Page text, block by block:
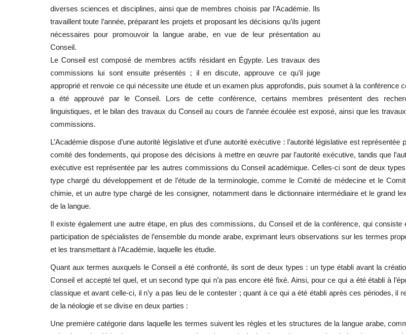
diverses sciences et disciplines, ainsi que de membres choisis par l’Académie. Ils
travaillent toute l’année, préparant les projets et proposant les décisions qu’ils jugent
nécessaires pour promouvoir la langue arabe, en vue de leur présentation au
Conseil.
Le Conseil est composé de membres actifs résidant en Égypte. Les travaux des
commissions lui sont ensuite présentés ; il en discute, approuve ce qu’il juge
approprié et renvoie ce qui nécessite une étude et un examen plus approfondis, puis soumet à la conférence
a été approuvé par le Conseil. Lors de cette conférence, certains membres présentent des
linguistiques, et le bilan des travaux du Conseil au cours de l’année écoulée est exposé, ainsi que les
commissions.
L’Académie dispose d’une autorité législative et d’une autorité exécutive : l’autorité législative est représentée
comité des fondements, qui propose des décisions à mettre en œuvre par l’autorité exécutive, tandis que
exécutive est représentée par les autres commissions du Conseil académique. Celles-ci sont de deux
type chargé du développement et de l’étude de la terminologie, comme le Comité de médecine et le
chimie, et un autre type chargé de les consigner, notamment dans le dictionnaire intermédiaire et le grand
de la langue.
Il existe également une autre étape, en plus des commissions, du Conseil et de la conférence, qui consiste
participation de spécialistes de l’ensemble du monde arabe, exprimant leurs observations sur les termes
et les transmettant à l’Académie, laquelle les étudie.
Quant aux termes auxquels le Conseil a été confronté, ils sont de deux types : un type établi avant la
Conseil et accepté tel quel, et un second type qui n’a pas encore été fixé. Ainsi, pour ce qui a été établi à
classique et avant celle-ci, il n’y a pas lieu de le contester ; quant à ce qui a été établi après ces périodes, il
de la néologie et se divise en deux parties :
Une première catégorie dans laquelle les termes suivent les règles et les structures de la langue arabe,